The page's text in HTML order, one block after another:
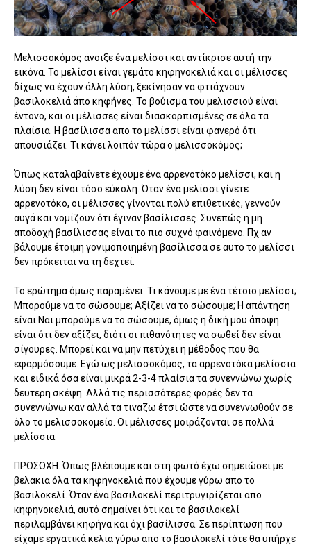
Μελισσοκόμος άνοιξε ένα μελίσσι και αντίκρισε αυτή την
εικόνα. Το μελίσσι είναι γεμάτο κηφηνοκελιά και οι μέλισσες
δίχως να έχουν άλλη λύση, ξεκίνησαν να φτιάχνουν
βασιλοκελιά άπο κηφήνες. Το βούισμα του μελισσιού είναι
έντονο, και οι μέλισσες είναι διασκορπισμένες σε όλα τα
πλαίσια. Η βασίλισσα απο το μελίσσι είναι φανερό ότι
απουσιάζει. Τι κάνει λοιπόν τώρα ο μελισσοκόμος;
Όπως καταλαβαίνετε έχουμε ένα αρρενοτόκο μελίσσι, και η
λύση δεν είναι τόσο εύκολη. Όταν ένα μελίσσι γίνετε
αρρενοτόκο, οι μέλισσες γίνονται πολύ επιθετικές, γεννούν
αυγά και νομίζουν ότι έγιναν βασίλισσες. Συνεπώς η μη
αποδοχή βασίλισσας είναι το πιο συχνό φαινόμενο. Πχ αν
βάλουμε έτοιμη γονιμοποιημένη βασίλισσα σε αυτο το μελίσσι
δεν πρόκειται να τη δεχτεί.
Το ερώτημα όμως παραμένει. Τι κάνουμε με ένα τέτοιο μελίσσι;
Μπορούμε να το σώσουμε; Αξίζει να το σώσουμε; Η απάντηση
είναι Ναι μπορούμε να το σώσουμε, όμως η δική μου άποψη
είναι ότι δεν αξίζει, διότι οι πιθανότητες να σωθεί δεν είναι
σίγουρες. Μπορεί και να μην πετύχει η μέθοδος που θα
εφαρμόσουμε. Εγώ ως μελισσοκόμος, τα αρρενοτόκα μελίσσια
και ειδικά όσα είναι μικρά 2-3-4 πλαίσια τα συνεννώνω χωρίς
δευτερη σκέψη. Αλλά τις περισσότερες φορές δεν τα
συνεννώνω καν αλλά τα τινάζω έτσι ώστε να συνεννωθούν σε
όλο το μελισσοκομείο. Οι μέλισσες μοιράζονται σε πολλά
μελίσσια.
ΠΡΟΣΟΧΗ. Όπως βλέπουμε και στη φωτό έχω σημειώσει με
βελάκια όλα τα κηφηνοκελιά που έχουμε γύρω απο το
βασιλοκελί. Όταν ένα βασιλοκελί περιτρυγιρίζεται απο
κηφηνοκελιά, αυτό σημαίνει ότι και το βασιλοκελί
περιλαμβάνει κηφήνα και όχι βασίλισσα. Σε περίπτωση που
είχαμε εργατικά κελια γύρω απο το βασιλοκελί τότε θα υπήρχε